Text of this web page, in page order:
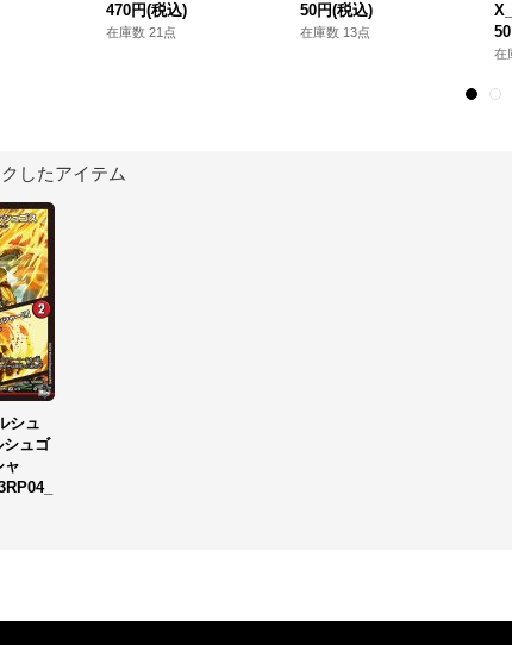
470円(税込)
在庫数 21点
50円(税込)
在庫数 13点
在
したアイテム
シュ
ュゴ
ャ